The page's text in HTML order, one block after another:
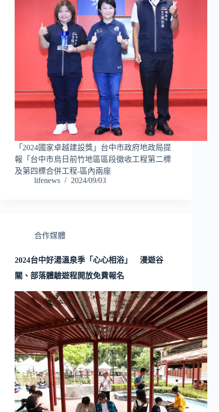
「2024國家卓越建設獎」台中市政府地政局提
報「台中市烏日前竹地區區段徵收工程第二標
及第四標合併工程-區內兩座
lifenews
2024/09/03
合作媒體
2024台中好湯溫泉季「心心相浴」 漫遊谷
關、部落體驗遊程開放免費報名